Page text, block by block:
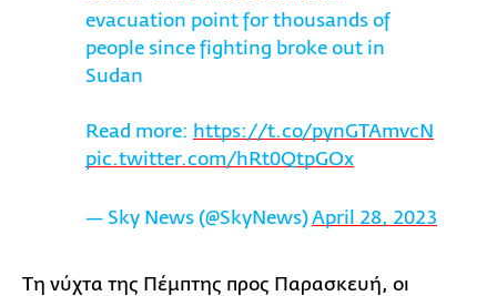
evacuation point for thousands of
people since fighting broke out in
Sudan
Read more: https://t.co/pynGTAmvcN
pic.twitter.com/hRt0QtpGOx
— Sky News (@SkyNews)April 28, 2023
Τη νύχτα της Πέμπτης προς Παρασκευή, οι